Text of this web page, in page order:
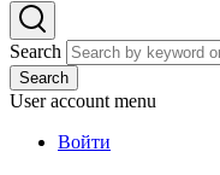
Search
Search
User account menu
Войти